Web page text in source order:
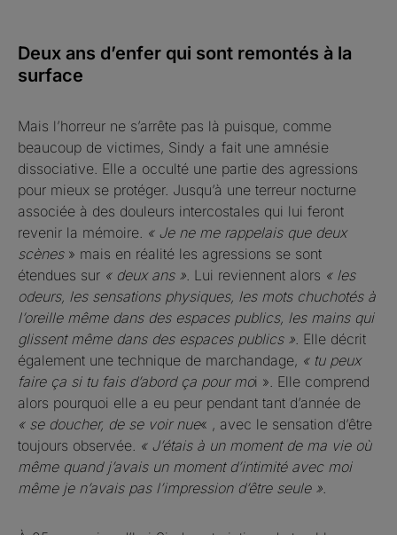
Deux ans d’enfer qui sont remontés à la
surface
Mais l’horreur ne s’arrête pas là puisque, comme
beaucoup de victimes, Sindy a fait une amnésie
dissociative. Elle a occulté une partie des agressions
pour mieux se protéger. Jusqu’à une terreur nocturne
associée à des douleurs intercostales qui lui feront
revenir la mémoire. « Je ne me rappelais que deux
scènes» mais en réalité les agressions se sont
étendues sur « deux ans » . Lui reviennent alors « les
odeurs, les sensations physiques, les mots chuchotés à
l’oreille même dans des espaces publics, les mains qui
glissent même dans des espaces publics » . Elle décrit
également une technique de marchandage, « tu peux
faire ça si tu fais d’abord ça pour moi ». Elle comprend
alors pourquoi elle a eu peur pendant tant d’année de
« se doucher, de se voir nue« , avec le sensation d’être
toujours observée. « J’étais à un moment de ma vie où
même quand j’avais un moment d’intimité avec moi
même je n’avais pas l’impression d’être seule »